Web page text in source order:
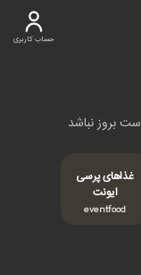
حساب کاربری
بروز نباشد
غذاهای پرسی
ایونت
eventfood